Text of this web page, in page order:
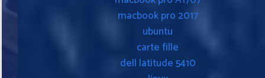
macbook pro 2017
ubuntu
carte fille
dell latitude 5410